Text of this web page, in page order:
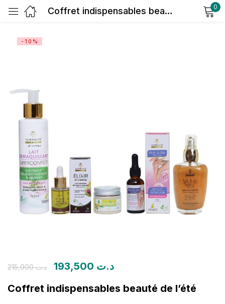
Coffret indispensables beauté de l’été 0
-10%
د.ت215,000 د.ت
Coffret indispensables beauté de l’été
Remember me
Create an account